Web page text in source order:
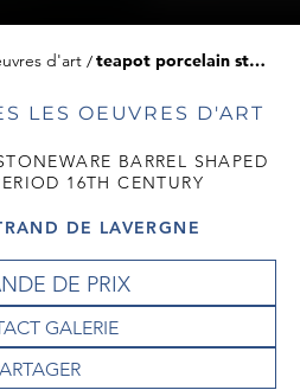
d'art teapot porcelain stoneware barrel shaped china ming period 16th century
LES OEUVRES D'ART
BARREL SHAPED
16TH CENTURY
DE LAVERGNE
DE PRIX
GALERIE